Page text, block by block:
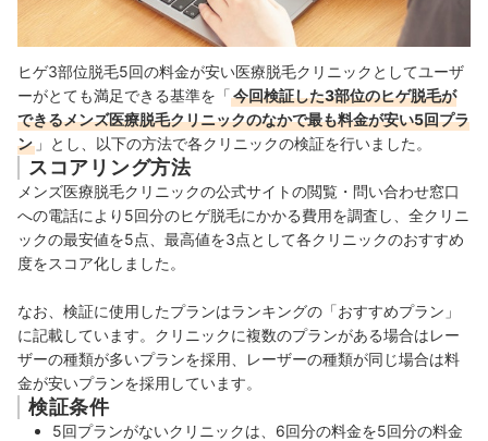
ヒゲ3部位脱毛5回の料金が安い医療脱毛クリニックとしてユーザ
ーがとても満足できる基準を「今回検証した3部位のヒゲ脱毛が
できるメンズ医療脱毛クリニックのなかで最も料金が安い5回プラ
ン 」とし、以下の方法で各クリニックの検証を行いました。
スコアリング方法
メンズ医療脱毛クリニックの公式サイトの閲覧・問い合わせ窓口
への電話により5回分のヒゲ脱毛にかかる費用を調査し、全クリニ
ックの最安値を5点、最高値を3点として各クリニックのおすすめ
度をスコア化しました。
なお、検証に使用したプランはランキングの「おすすめプラン」
に記載しています。クリニックに複数のプランがある場合はレー
ザーの種類が多いプランを採用、レーザーの種類が同じ場合は料
金が安いプランを採用しています。
検証条件
5回プランがないクリニックは、6回分の料金を5回分の料金